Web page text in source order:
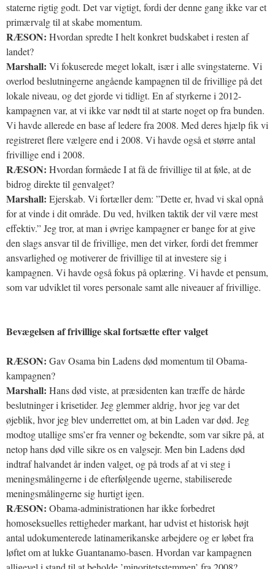
staterne rigtig godt. Det var vigtigt, fordi der denne gang ikke var et
primærvalg til at skabe momentum.
RÆSON: Hvordan spredte I helt konkret budskabet i resten af
landet?
Marshall: Vi fokuserede meget lokalt, især i alle svingstaterne. Vi
overlod beslutningerne angående kampagnen til de frivillige på det
lokale niveau, og det gjorde vi tidligt. En af styrkerne i 2012-
kampagnen var, at vi ikke var nødt til at starte noget op fra bunden.
Vi havde allerede en base af ledere fra 2008. Med deres hjælp fik vi
registreret flere vælgere end i 2008. Vi havde også et større antal
frivillige end i 2008.
RÆSON: Hvordan formåede I at få de frivillige til at føle, at de
bidrog direkte til genvalget?
Marshall: Ejerskab. Vi fortæller dem: ”Dette er, hvad vi skal opnå
for at vinde i dit område. Du ved, hvilken taktik der vil være mest
effektiv.” Jeg tror, at man i øvrige kampagner er bange for at give
den slags ansvar til de frivillige, men det virker, fordi det fremmer
ansvarlighed og motiverer de frivillige til at investere sig i
kampagnen. Vi havde også fokus på oplæring. Vi havde et pensum,
som var udviklet til vores personale samt alle niveauer af frivillige.
Bevægelsen af frivillige skal fortsætte efter valget
RÆSON: Gav Osama bin Ladens død momentum til Obama-
kampagnen?
Marshall: Hans død viste, at præsidenten kan træffe de hårde
beslutninger i krisetider. Jeg glemmer aldrig, hvor jeg var det
øjeblik, hvor jeg blev underrettet om, at bin Laden var død. Jeg
modtog utallige sms’er fra venner og bekendte, som var sikre på, at
netop hans død ville sikre os en valgsejr. Men bin Ladens død
indtraf halvandet år inden valget, og på trods af at vi steg i
meningsmålingerne i de efterfølgende ugerne, stabiliserede
meningsmålingerne sig hurtigt igen.
RÆSON: Obama-administrationen har ikke forbedret
homoseksuelles rettigheder markant, har udvist et historisk højt
antal udokumenterede latinamerikanske arbejdere og er løbet fra
løftet om at lukke Guantanamo-basen. Hvordan var kampagnen